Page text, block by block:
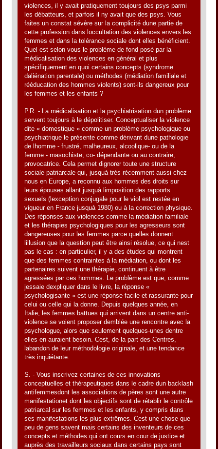
violences, il y avait pratiquement toujours des psys parmi
les débatteurs, et parfois il ny avait que des psys. Vous
faites un constat sévère sur la complicité dune partie de
cette profession dans loccultation des violences envers les
femmes et dans la tolérance sociale dont elles bénéficient.
Quel est selon vous le problème de fond posé par la
médicalisation des violences en général et plus
spécifiquement en quoi certains concepts (syndrome
daliénation parentale) ou méthodes (médiation familiale et
rééducation des hommes violents) sont-ils dangereux pour
les femmes et les enfants ?
P.R. - La médicalisation et la psychiatrisation dun problème
servent toujours à le dépolitiser. Conceptualiser la violence
dite « domestique » comme un problème psychologique ou
psychiatrique le présente comme dérivant dune pathologie
de lhomme - frustré, malheureux, alcoolique- ou de la
femme - masochiste, co- dépendante ou au contraire,
provocatrice. Cela permet dignorer toute une structure
sociale patriarcale qui, jusquà très récemment aussi chez
nous en Europe, a reconnu aux hommes des droits sur
leurs épouses allant jusquà limposition des rapports
sexuels (lexception conjugale pour le viol est restée en
vigueur en France jusquà 1980) ou à la correction physique.
Des réponses aux violences comme la médiation familiale
et les thérapies psychologiques pour les agresseurs sont
dangereuses pour les femmes parce quelles donnent
lillusion que la question peut être ainsi résolue, ce qui nest
pas le cas : en particulier, il y a des études qui montrent
que des femmes contraintes à la médiation, ou dont les
partenaires suivent une thérapie, continuent à être
agressées par ces hommes. Le problème est que, comme
jessaie dexpliquer dans le livre, la réponse «
psychologisante » est une réponse facile et rassurante pour
celui ou celle qui la donne. Depuis quelques année, en
Italie, les femmes battues qui arrivent dans un centre anti-
violence se voient proposer demblée une rencontre avec la
psychologue, alors que seulement quelques-unes dentre
elles en auraient besoin. Cest, de la part des Centres,
labandon de leur méthodologie originale, et une tendance
très inquiétante.
S. - Vous inscrivez certaines de ces innovations
conceptuelles et thérapeutiques dans le cadre dun backlash
antifemmesdont les associations de pères sont une autre
manifestationet dont les objectifs sont de rétablir le contrôle
patriarcal sur les femmes et les enfants, y compris dans
ses manifestations les plus extrêmes. Cest une chose que
peu de gens savent mais certains des inventeurs de ces
concepts et méthodes qui ont cours en cour de justice et
auprès des travailleurs sociaux dans certains pays sont